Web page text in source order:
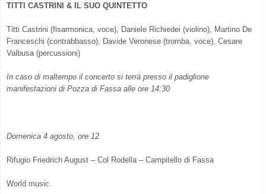
TITTI CASTRINI & IL SUO QUINTETTO
Titti Castrini (fisarmonica, voce), Daniele Richiedei (violino), Martino De
Franceschi (contrabbasso), Davide Veronese (tromba, voce), Cesare
Valbusa (percussioni)
In caso di maltempo il concerto si terrà presso il padiglione
manifestazioni di Pozza di Fassa alle ore 14:30
Domenica 4 agosto, ore 12
Rifugio Friedrich August – Col Rodella – Campitello di Fassa
World music